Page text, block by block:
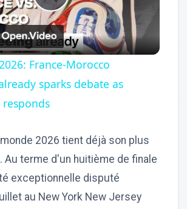
Play
Video
France-Morocco
sparks debate as
responds
2026 tient déjà son plus
Au terme d'un huitième de finale
exceptionnelle disputé
au New York New Jersey